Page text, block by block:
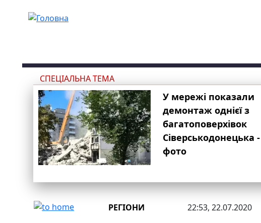
СПЕЦІАЛЬНА ТЕМА
У мережі показали
демонтаж однієї з
багатоповерхівок
Сіверськодонецька -
фото
РЕГІОНИ 22:53, 22.07.2020